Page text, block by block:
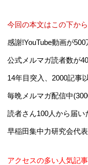
今回の本文はこの下から
感謝!YouTube動画が500
公式メルマガ読者数が
14年目突入、2000記事
毎晩メルマガ配信中
読者さん100人から届い
早稲田集中力研究会代
アクセスの多い人気記事